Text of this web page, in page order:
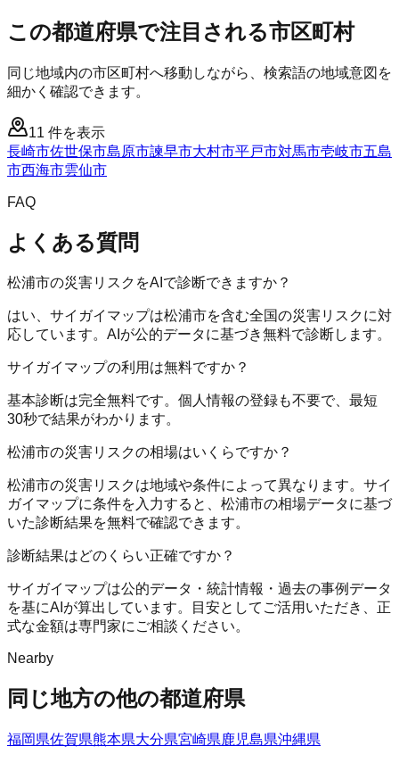
この都道府県で注目される市区町村
同じ地域内の市区町村へ移動しながら、検索語の地域意図を
細かく確認できます。
11 件を表示
長崎市佐世保市島原市諫早市大村市平戸市対馬市壱岐市五島
市西海市雲仙市
FAQ
よくある質問
松浦市の災害リスクをAIで診断できますか？
はい、サイガイマップは松浦市を含む全国の災害リスクに対
応しています。AIが公的データに基づき無料で診断します。
サイガイマップの利用は無料ですか？
基本診断は完全無料です。個人情報の登録も不要で、最短
30秒で結果がわかります。
松浦市の災害リスクの相場はいくらですか？
松浦市の災害リスクは地域や条件によって異なります。サイ
ガイマップに条件を入力すると、松浦市の相場データに基づ
いた診断結果を無料で確認できます。
診断結果はどのくらい正確ですか？
サイガイマップは公的データ・統計情報・過去の事例データ
を基にAIが算出しています。目安としてご活用いただき、正
式な金額は専門家にご相談ください。
Nearby
同じ地方の他の都道府県
福岡県佐賀県熊本県大分県宮崎県鹿児島県沖縄県